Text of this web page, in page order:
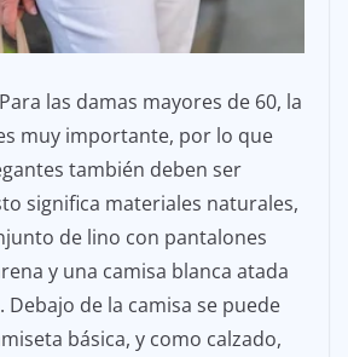
Para las damas mayores de 60, la
muy importante, por lo que
también deben ser
significa materiales naturales,
de lino con pantalones
y una camisa blanca atada
Debajo de la camisa se puede
básica, y como calzado,